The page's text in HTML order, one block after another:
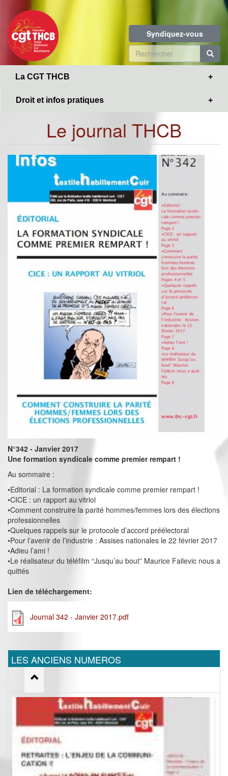
contenu
principal
Syndiquez-vous
Formulaire
de
La CGT THCB
Droit et infos pratiques
Le journal THCB
N°342 - Janvier 2017
Une formation syndicale comme premier rempart !
Au sommaire :
•Editorial : La formation syndicale comme premier rempart !
•CICE : un rapport au vitriol
•Comment construire la parité hommes/femmes lors des élections
professionnelles
•Quelques rappels sur le protocole d’accord préélectoral
•Pour l’avenir de l’industrie : Assises nationales le 22 février 2017
•Adieu l’ami !
•Le réalisateur du téléfilm “Jusqu’au bout” Maurice Failevic nous a
quittés
Lien de téléchargement:
Journal 342 - Janvier 2017.pdf
LES ANCIENS NUMEROS